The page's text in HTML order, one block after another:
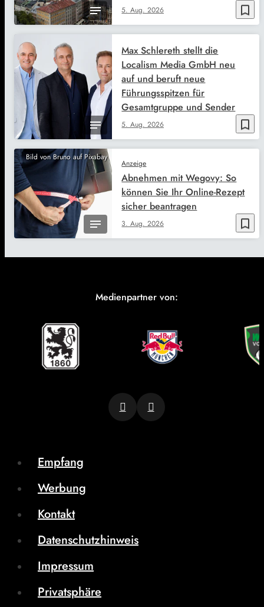
bookmark_border
5. Aug. 2026
bookmark_border
5. Aug. 2026
Max Schlereth stellt die
Localism Media GmbH neu
auf und beruft neue
Führungsspitzen für
Gesamtgruppe und Sender
Bild von Bruno auf Pixabay
bookmark_border
Anzeige
3. Aug. 2026
Abnehmen mit Wegovy: So
können Sie Ihr Online-Rezept
sicher beantragen
Medienpartner von:
Empfang
Werbung
Kontakt
Datenschutzhinweis
Impressum
Privatsphäre